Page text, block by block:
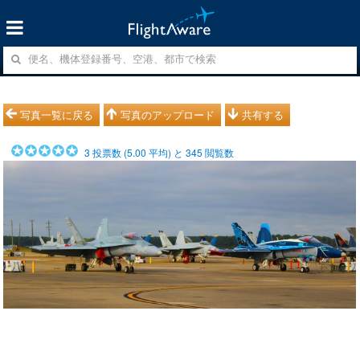
写真一覧に戻る 写真のアップロード 共有する
3 投票数 (5.00 平均) と345 閲覧数